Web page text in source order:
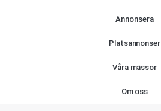
Annonsera
Platsannonser
Våra mässor
Om oss